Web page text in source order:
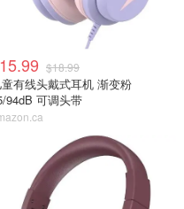
$18.99
童有线头戴式耳机 渐变粉
94dB 可调头带